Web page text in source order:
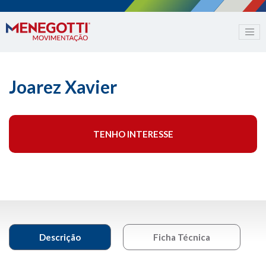
Joarez Xavier
TENHO INTERESSE
Descrição Ficha Técnica